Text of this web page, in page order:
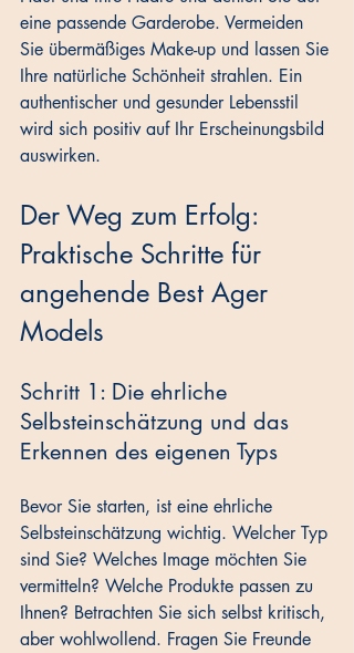
eine passende Garderobe. Vermeiden
Sie übermäßiges Make-up und lassen Sie
Ihre natürliche Schönheit strahlen. Ein
authentischer und gesunder Lebensstil
wird sich positiv auf Ihr Erscheinungsbild
auswirken.
Der Weg zum Erfolg:
Praktische Schritte für
angehende Best Ager
Models
Schritt 1: Die ehrliche
Selbsteinschätzung und das
Erkennen des eigenen Typs
Bevor Sie starten, ist eine ehrliche
Selbsteinschätzung wichtig. Welcher Typ
sind Sie? Welches Image möchten Sie
vermitteln? Welche Produkte passen zu
Ihnen? Betrachten Sie sich selbst kritisch,
aber wohlwollend. Fragen Sie Freunde